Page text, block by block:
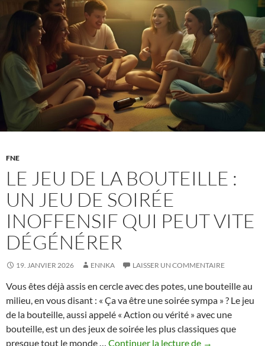
esthétiques
influencent
les
désirs
et
la
honte
FNE
LE JEU DE LA BOUTEILLE :
UN JEU DE SOIRÉE
INOFFENSIF QUI PEUT VITE
DÉGÉNÉRER
19. JANVIER 2026 ENNKA LAISSER UN COMMENTAIRE
Vous êtes déjà assis en cercle avec des potes, une bouteille au
milieu, en vous disant : « Ça va être une soirée sympa » ? Le jeu
de la bouteille, aussi appelé « Action ou vérité » avec une
bouteille, est un des jeux de soirée les plus classiques que
presque tout le monde … Continuer la lecture de Le
→